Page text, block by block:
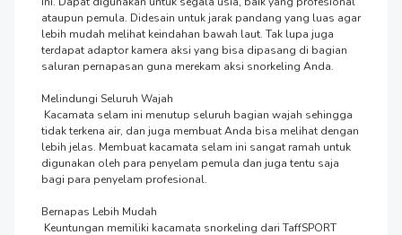
ataupun pemula. Didesain untuk jarak pandang yang luas agar
lebih mudah melihat keindahan bawah laut. Tak lupa juga
terdapat adaptor kamera aksi yang bisa dipasang di bagian
saluran pernapasan guna merekam aksi snorkeling Anda.
Melindungi Seluruh Wajah
tidak terkena air, dan juga membuat Anda bisa melihat dengan
lebih jelas. Membuat kacamata selam ini sangat ramah untuk
digunakan oleh para penyelam pemula dan juga tentu saja
bagi para penyelam profesional.
Bernapas Lebih Mudah